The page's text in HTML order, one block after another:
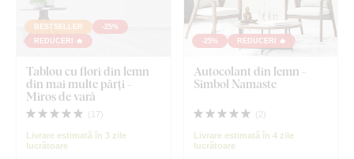
BESTSELLER
-25%
REDUCERI 🔥
Tablou cu flori din lemn
din mai multe părți -
Miros de vară
( 17)
Livrare estimată în 3 zile
lucrătoare
-25% REDUCERI 🔥
Autocolant din lemn -
Simbol Namaste
( 2)
Livrare estimată în 4 zile
lucrătoare